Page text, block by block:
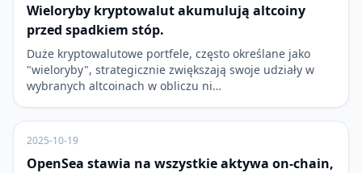
Wieloryby kryptowalut akumulują altcoiny
przed spadkiem stóp.
Duże kryptowalutowe portfele, często określane jako
"wieloryby", strategicznie zwiększają swoje udziały w
wybranych altcoinach w obliczu ni…
2025-10-19
OpenSea stawia na wszystkie aktywa on-chain,